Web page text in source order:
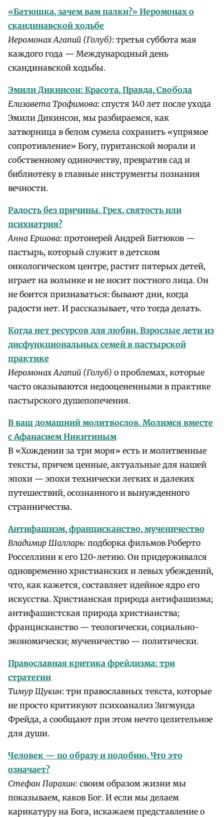
«Батюшка, зачем вам палки?» Иеромонах о
скандинавской ходьбе
Иеромонах Агапий (Голуб): третья суббота мая
каждого года — Международный день
скандинавской ходьбы.
Эмили Дикинсон: Красота, Правда, Свобода
Елизавета Трофимова: спустя 140 лет после ухода
Эмили Дикинсон, мы разбираемся, как
затворница в белом сумела сохранить «упрямое
сопротивление» Богу, пуританской морали и
собственному одиночеству, превратив сад и
библиотеку в главные инструменты познания
вечности.
Радость без причины. Грех, святость или
психиатрия?
Анна Ершова: протоиерей Андрей Битюков —
пастырь, который служит в детском
онкологическом центре, растит пятерых детей,
играет на волынке и не носит постного лица. Он
не боится признаваться: бывают дни, когда
радости нет. И рассказывает, что тогда делать.
Когда нет ресурсов для любви. Взрослые дети из
дисфункциональных семей в пастырской
практике
Иеромонах Агапий (Голуб) о проблемах, которые
часто оказываются недооцененными в практике
пастырского душепопечения.
В ваш домашний молитвослов. Молимся вместе
с Афанасием Никитиным
В «Хождении за три моря» есть и молитвенные
тексты, причем ценные, актуальные для нашей
эпохи — эпохи технически легких и далеких
путешествий, осознанного и вынужденного
странничества.
Антифашизм, францисканство, мученичество
Владимир Шалларь: подборка фильмов Роберто
Росселлини к его 120-летию. Он придерживался
одновременно христианских и левых убеждений,
что, как кажется, составляет идейное ядро его
искусства. Христианская природа антифашизма;
антифашистская природа христианства;
францисканство — теологически, социально-
экономически; мученичество — политически.
Православная критика фрейдизма: три
стратегии
Тимур Щукин: три православных текста, которые
не просто критикуют психоанализ Зигмунда
Фрейда, а сообщают при этом нечто целительное
для души.
Человек — по образу и подобию. Что это
означает?
Стефан Парахин: своим образом жизни мы
показываем, каков Бог. И если мы делаем
карикатуру на Бога, искажаем представление о